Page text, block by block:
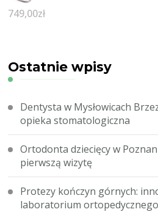
749,00zł
Ostatnie wpisy
Dentysta w Mysłowicach
opieka stomatologiczna
Ortodonta dziecięcy w
pierwszą wizytę
Protezy kończyn górnych:
laboratorium ortopedycznego